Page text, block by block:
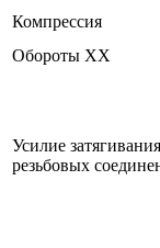
Компрессия
Обороты ХХ
Усилие затягивания
резьбовых